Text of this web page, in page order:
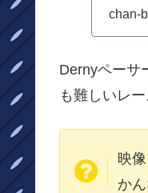
chan-
Dernyペーサ
も難しいレー
映
か